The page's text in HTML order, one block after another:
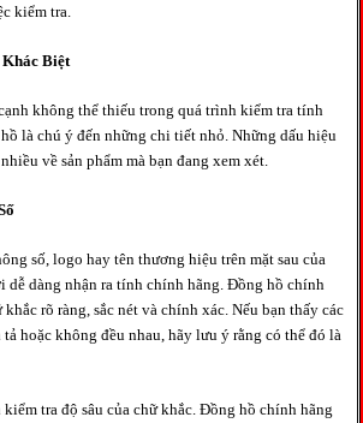
kiểm tra.
Khác Biệt
không thể thiếu trong quá trình kiểm tra tính
là chú ý đến những chi tiết nhỏ. Những dấu hiệu
về sản phẩm mà bạn đang xem xét.
số, logo hay tên thương hiệu trên mặt sau của
dễ dàng nhận ra tính chính hãng. Đồng hồ chính
rõ ràng, sắc nét và chính xác. Nếu bạn thấy các
hoặc không đều nhau, hãy lưu ý rằng có thể đó là
tra độ sâu của chữ khắc. Đồng hồ chính hãng